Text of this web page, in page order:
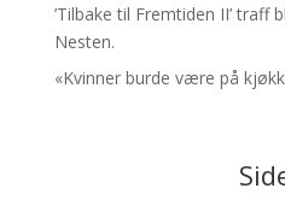
’Tilbake til Fremtiden II’ traff
Nesten.
«Kvinner burde være på